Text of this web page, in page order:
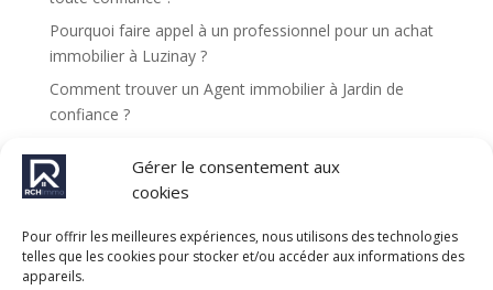
Gérer le consentement aux
cookies
Pour offrir les meilleures expériences, nous utilisons des technologies
telles que les cookies pour stocker et/ou accéder aux informations des
appareils.
:Pourquoi faire appel à un professionnel pour un achat
immobilier à Luzinay ?
Comment trouver un Agent immobilier à Jardin de
confiance ?
pour vendre son bien ?
Comment se déroule une expertise immobilière à
Jardin ?